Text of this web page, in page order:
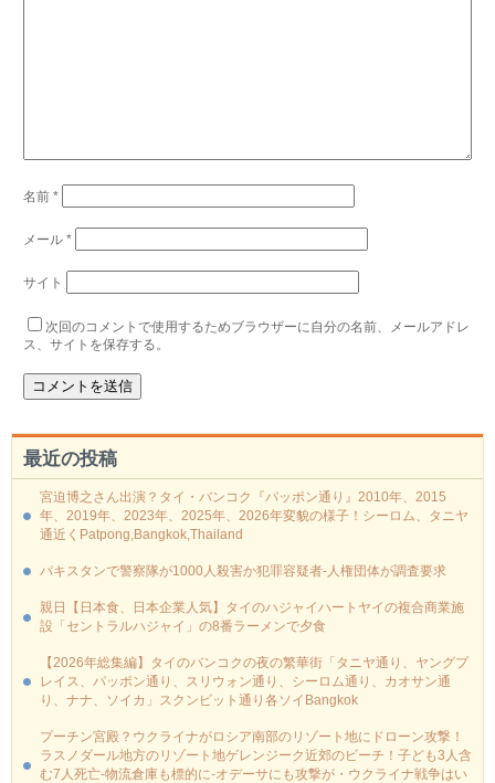
名前*
メール*
サイト
次回のコメントで使用するためブラウザーに自分の名前、メールアドレ
ス、サイトを保存する。
最近の投稿
宮迫博之さん出演？タイ・バンコク『パッポン通り』2010年、2015
年、2019年、2023年、2025年、2026年変貌の様子！シーロム、タニヤ
通近くPatpong,Bangkok,Thailand
パキスタンで警察隊が1000人殺害か犯罪容疑者-人権団体が調査要求
親日【日本食、日本企業人気】タイのハジャイハートヤイの複合商業施
設「セントラルハジャイ」の8番ラーメンで夕食
【2026年総集編】タイのバンコクの夜の繁華街「タニヤ通り、ヤングプ
レイス、パッポン通り、スリウォン通り、シーロム通り、カオサン通
り、ナナ、ソイカ」スクンビット通り各ソイBangkok
プーチン宮殿？ウクライナがロシア南部のリゾート地にドローン攻撃！
ラスノダール地方のリゾート地ゲレンジーク近郊のビーチ！子ども3人含
む7人死亡-物流倉庫も標的に‐オデーサにも攻撃が・ウクライナ戦争はい